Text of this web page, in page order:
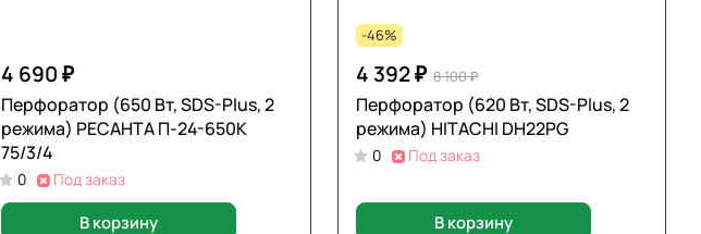
4 690 ₽
Перфоратор (650 Вт, SDS-Plus, 2
режима) РЕСАНТА П-24-650К
75/3/4
0 Под заказ
В корзину
-46%
4 392 ₽ 8 100 ₽
Перфоратор (620 Вт, SDS-Plus, 2
режима) HITACHI DH22PG
0 Под заказ
В корзину